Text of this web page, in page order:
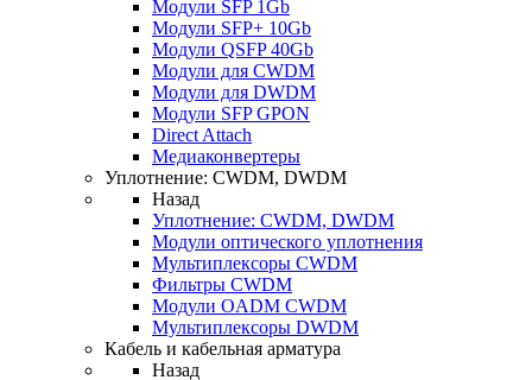
Модули SFP 1Gb
Модули SFP+ 10Gb
Модули QSFP 40Gb
Модули для CWDM
Модули для DWDM
Модули SFP GPON
Direct Attach
Медиаконвертеры
Уплотнение: CWDM, DWDM
Назад
Уплотнение: CWDM, DWDM
Модули оптического уплотнения
Мультиплексоры CWDM
Фильтры CWDM
Модули OADM CWDM
Мультиплексоры DWDM
Кабель и кабельная арматура
Назад